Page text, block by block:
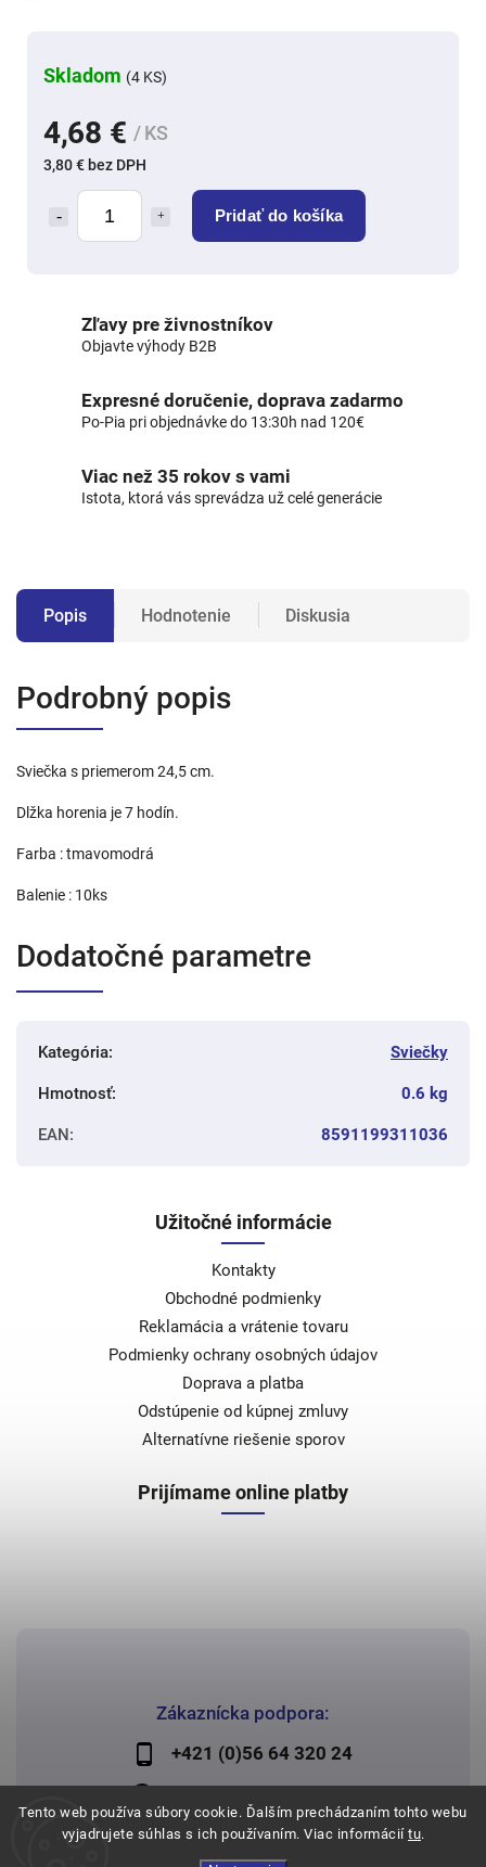
Tento web používa súbory cookie. Ďalším prechádzaním tohto webu
vyjadrujete súhlas s ich používaním. Viac informácií tu.
4,68 € / KS
3,80 € bez DPH
Pridať do košíka
Skladom (4 KS)
Zľavy pre živnostníkov
Objavte výhody B2B
Expresné doručenie, doprava zadarmo
Po-Pia pri objednávke do 13:30h nad 120€
Viac než 35 rokov s vami
Istota, ktorá vás sprevádza už celé generácie
Popis Hodnotenie Diskusia
Podrobný popis
Sviečka s priemerom 24,5 cm.
Dlžka horenia je 7 hodín.
Farba : tmavomodrá
Balenie : 10ks
Dodatočné parametre
Kategória: Sviečky
Hmotnosť: 0.6 kg
EAN: 8591199311036
Zákaznícka podpora:
+421 (0)56 64 320 24
Užitočné informácie
Kontakty
Obchodné podmienky
Reklamácia a vrátenie tovaru
Podmienky ochrany osobných údajov
Doprava a platba
Odstúpenie od kúpnej zmluvy
Alternatívne riešenie sporov
Prijímame online platby